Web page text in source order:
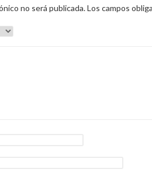
no será publicada.Los campos